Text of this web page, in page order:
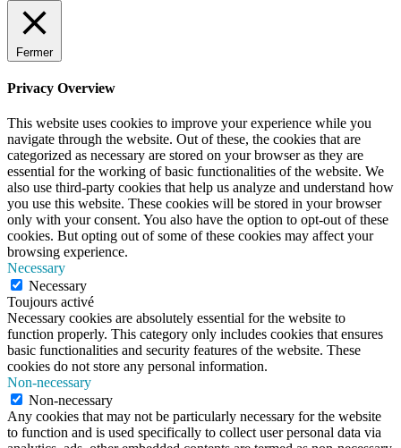
Fermer
Privacy Overview
This website uses cookies to improve your experience while you
navigate through the website. Out of these, the cookies that are
categorized as necessary are stored on your browser as they are
essential for the working of basic functionalities of the website. We
also use third-party cookies that help us analyze and understand how
you use this website. These cookies will be stored in your browser
only with your consent. You also have the option to opt-out of these
cookies. But opting out of some of these cookies may affect your
browsing experience.
Necessary
Necessary
Toujours activé
Necessary cookies are absolutely essential for the website to
function properly. This category only includes cookies that ensures
basic functionalities and security features of the website. These
cookies do not store any personal information.
Non-necessary
Non-necessary
Any cookies that may not be particularly necessary for the website
to function and is used specifically to collect user personal data via